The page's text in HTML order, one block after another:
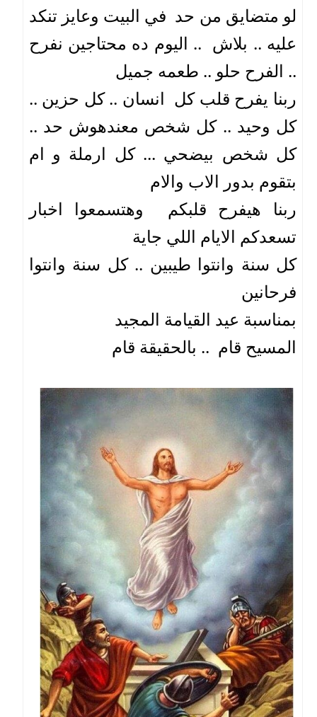
.. الفرح حلو .. طعمه جميل
ربنا
بتقوم بدور الاب والام
تسعدكم الايام اللي جاية
فرحانين
بمناسبة عيد القيامة المجيد
المسيح قام  .. بالحقيقة قام